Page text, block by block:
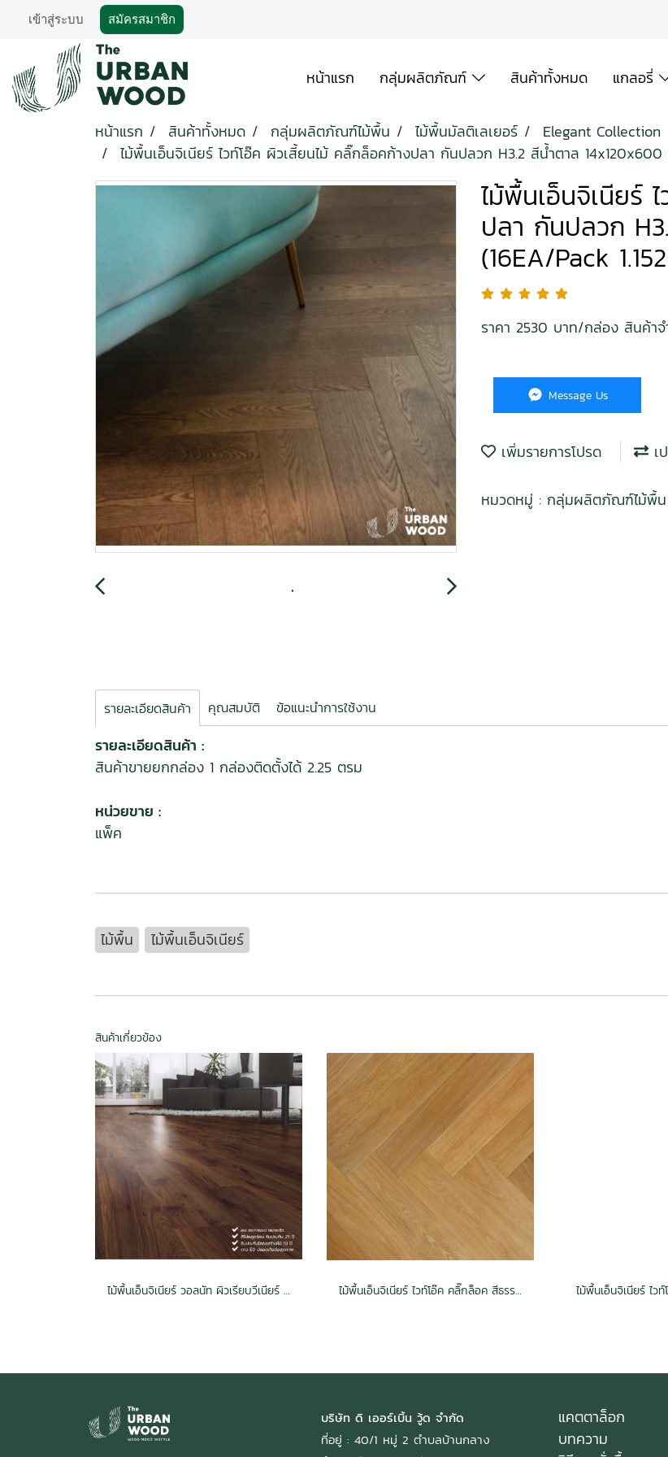
เข้าสู่ระบบ สมัครสมาชิก
หน้าแรก กลุ่มผลิตภัณฑ์ สินค้าทั้งหมด แกลอรี่
หน้าแรก สินค้าทั้งหมด กลุ่มผลิตภัณฑ์ไม้พื้น ไม้พื้นมัลติเลเยอร์
Elegant Collection
ไม้พื้นเอ็นจิเนียร์ ไวท์โอ๊ค ผิวเสี้ยนไม้ คลิ๊กล็อคก้างปลา กันปลวก H3.2 สีน้ำตาล 14x120x600
ไม้พื้นเอ็นจิเนียร์
ปลา กันปลวก
(16EA/Pack
ราคา 2530 บาท/กล่อง สินค้า
Message Us
เพิ่มรายการโปรด เ
หมวดหมู่ : กลุ่มผลิตภัณฑ์ไม้พื้น
รายละเอียดสินค้า คุณสมบัติ ข้อแนะนำการใช้งาน
รายละเอียดสินค้า :
สินค้าขายยกกล่อง 1 กล่องติดตั้งได้ 2.25 ตรม
หน่วยขาย :
แพ็ค
ไม้พื้น ไม้พื้นเอ็นจิเนียร์
สินค้าเกี่ยวข้อง
ไม้พื้นเอ็นจิเนียร์ วอลนัท ผิวเรียบวีเนียร์ 3 mm กันปลวก สีธรรมชาติ 14x125x900x(16แผ่น/1.8ตรม./กล่อง) ไม้พื้นเอ็นจิเนียร์ ไวท์โอ๊ค คลิ๊กล็อค สีธรรมชาติ ไม้พื้นเอ็นจิเนียร์ ไว
บริษัท ดิ เออร์เบิ้น วู้ด จำกัด
ที่อยู่ : 40/1 หมู่ 2 ตำบลบ้านกลาง
แคตตาล็อก
บทความ